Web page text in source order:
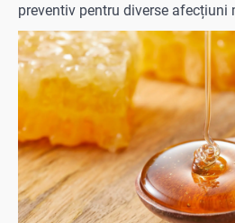
preventiv pentru diverse afecțiuni